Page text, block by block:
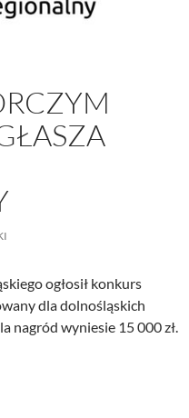
ogłosił konkurs
dla dolnośląskich
nagród wyniesie 15 000 zł.
Marszałek ogłasza